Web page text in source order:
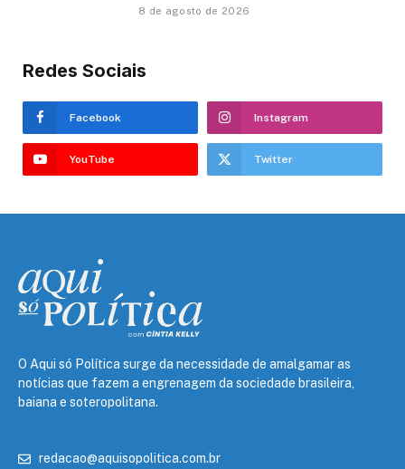
8 de agosto de 2026
Redes Sociais
Facebook Instagram
YouTube Twitter
O Aqui só Política surge da necessidade de amalgamar as
notícias que fazem a engrenagem da sociedade brasileira,
baiana e soteropolitana.
redacao@aquisopolitica.com.br